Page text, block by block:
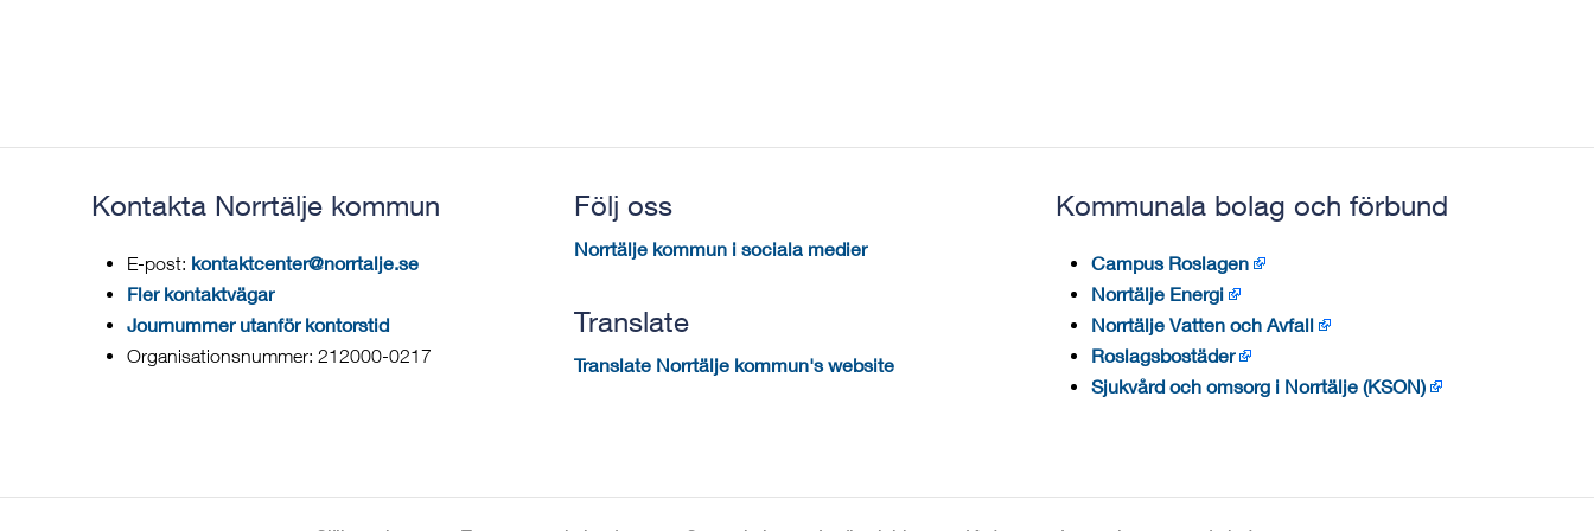
Kontakta Norrtälje kommun
E-post: kontaktcenter@norrtalje.se
Fler kontaktvägar
Journummer utanför kontorstid
Organisationsnummer: 212000-0217
Följ oss
Norrtälje kommun i sociala medier
Translate
Translate Norrtälje kommun's website
Kommunala bolag och förbund
Campus Roslagen
Norrtälje Energi
Norrtälje Vatten och Avfall
Roslagsbostäder
Sjukvård och omsorg i Norrtälje (KSON)